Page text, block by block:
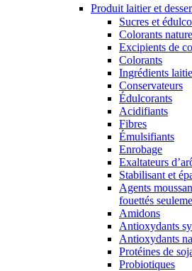
Produit laitier et
Sucres et
Colorants
Excipients de
Colorants
Ingrédients
Conservateurs
Édulcorants
Acidifiants
Fibres
Émulsifiants
Enrobage
Exaltateurs
Stabilisant et
Agents
fouettés
Amidons
Antioxydants
Antioxydants
Protéines de
Probiotiques